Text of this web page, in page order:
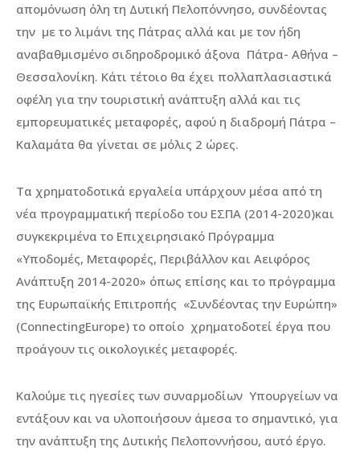
απομόνωση όλη τη Δυτική Πελοπόννησο, συνδέοντας
την με το λιμάνι της Πάτρας αλλά και με τον ήδη
αναβαθμισμένο σιδηροδρομικό άξονα Πάτρα- Αθήνα –
Θεσσαλονίκη. Κάτι τέτοιο θα έχει πολλαπλασιαστικά
οφέλη για την τουριστική ανάπτυξη αλλά και τις
εμπορευματικές μεταφορές, αφού η διαδρομή Πάτρα –
Καλαμάτα θα γίνεται σε μόλις 2 ώρες.
Τα χρηματοδοτικά εργαλεία υπάρχουν μέσα από τη
νέα προγραμματική περίοδο του ΕΣΠΑ (2014-2020)και
συγκεκριμένα το Επιχειρησιακό Πρόγραμμα
«Υποδομές, Μεταφορές, Περιβάλλον και Αειφόρος
Ανάπτυξη 2014-2020» όπως επίσης και το πρόγραμμα
της Ευρωπαϊκής Επιτροπής «Συνδέοντας την Ευρώπη»
(ConnectingEurope) το οποίο χρηματοδοτεί έργα που
προάγουν τις οικολογικές μεταφορές.
Καλούμε τις ηγεσίες των συναρμοδίων Υπουργείων να
εντάξουν και να υλοποιήσουν άμεσα το σημαντικό, για
την ανάπτυξη της Δυτικής Πελοποννήσου, αυτό έργο.